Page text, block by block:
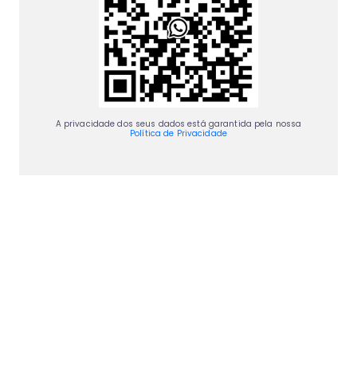
A privacidade dos seus dados está garantida pela nossa
Política de Privacidade